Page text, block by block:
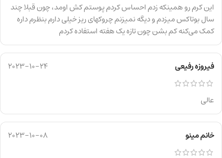
این کرم رو همینکه زدم احساس کردم پوستم کش اومد، چون قبلا چند
سال بوتاکس میزدم و دیگه نمیزنم چروکهای ریز خیلی دارم بنظرم داره
کمک می‌کنه کم بشن چون تازه یک هفته استفاده کردم
فیروزه رفیعی 2023-10-24
عالی
خانم مینو 2023-10-08